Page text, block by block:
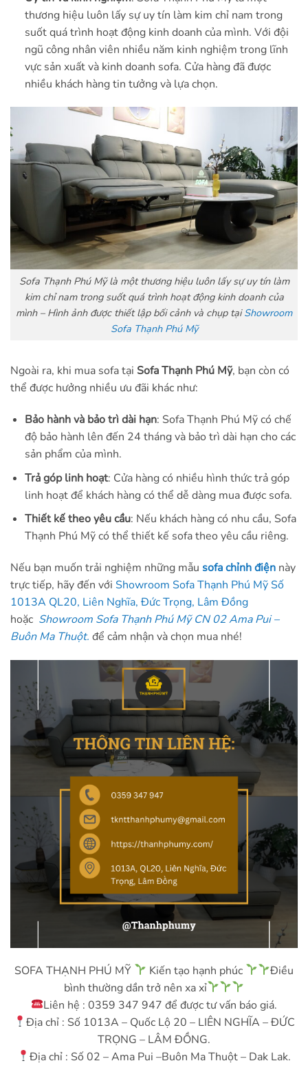
thương hiệu luôn lấy sự uy tín làm kim chỉ nam trong
suốt quá trình hoạt động kinh doanh của mình. Với đội
ngũ công nhân viên nhiều năm kinh nghiệm trong lĩnh
vực sản xuất và kinh doanh sofa. Cửa hàng đã được
nhiều khách hàng tin tưởng và lựa chọn.
Sofa Thạnh Phú Mỹ là một thương hiệu luôn lấy sự uy tín làm
kim chỉ nam trong suốt quá trình hoạt động kinh doanh của
mình – Hình ảnh được thiết lập bối cảnh và chụp tạiShowroom
Sofa Thạnh Phú Mỹ
Ngoài ra, khi mua sofa tại Sofa Thạnh Phú Mỹ, bạn còn có
thể được hưởng nhiều ưu đãi khác như:
Bảo hành và bảo trì dài hạn: Sofa Thạnh Phú Mỹ có chế
độ bảo hành lên đến 24 tháng và bảo trì dài hạn cho các
sản phẩm của mình.
Trả góp linh hoạt: Cửa hàng có nhiều hình thức trả góp
linh hoạt để khách hàng có thể dễ dàng mua được sofa.
Thiết kế theo yêu cầu: Nếu khách hàng có nhu cầu, Sofa
Thạnh Phú Mỹ có thể thiết kế sofa theo yêu cầu riêng.
Nếu bạn muốn trải nghiệm những mẫu sofa chỉnh điện này
trực tiếp, hãy đến với Showroom Sofa Thạnh Phú Mỹ Số
1013A QL20, Liên Nghĩa, Đức Trọng, Lâm Đồng
hoặc Showroom Sofa Thạnh Phú Mỹ CN 02 Ama Pui –
Buôn Ma Thuột. để cảm nhận và chọn mua nhé!
SOFA THẠNH PHÚ MỸ Kiến tạo hạnh phúc
Điều
bình thường dần trở nên xa xỉ
Liên hệ : 0359 347 947 để được tư vấn báo giá.
Địa chỉ : Số 1013A – Quốc Lộ 20 – LIÊN NGHĨA – ĐỨC
TRỌNG – LÂM ĐỒNG.
Địa chỉ : Số 02 – Ama Pui –Buôn Ma Thuột – Dak Lak.